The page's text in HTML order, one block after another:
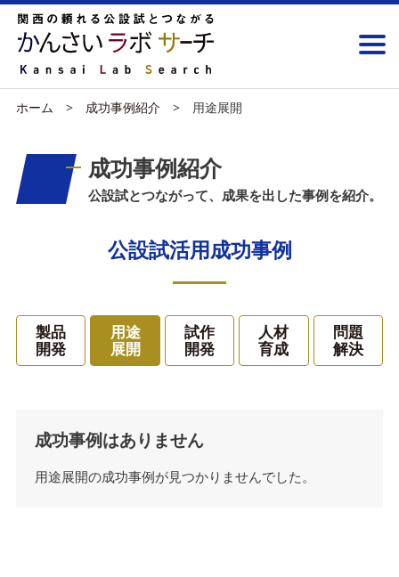
ホーム 成功事例紹介 用途展開
成功事例紹介
公設試とつながって、成果を出した事例を紹介。
公設試活用成功事例
製品
開発
用途
展開
試作
開発
人材
育成
問題
解決
成功事例はありません
用途展開の成功事例が見つかりませんでした。